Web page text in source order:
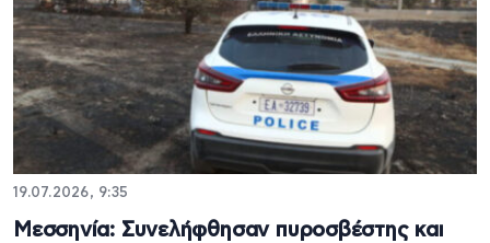
19.07.2026, 9:35
Μεσσηνία: Συνελήφθησαν πυροσβέστης και